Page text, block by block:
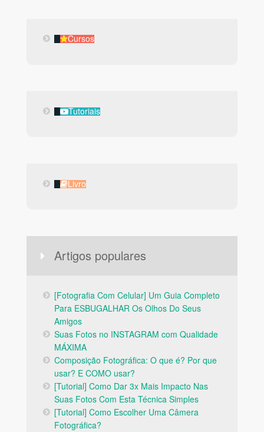
CursosCursos
TutoriaisTutoriais
LivroLivro
Artigos populares
[Fotografia Com Celular] Um Guia Completo
Para ESBUGALHAR Os Olhos Do Seus
Amigos
Suas Fotos no INSTAGRAM com Qualidade
MÁXIMA
Composição Fotográfica: O que é? Por que
usar? E COMO usar?
[Tutorial] Como Dar 3x Mais Impacto Nas
Suas Fotos Com Esta Técnica Simples
[Tutorial] Como Escolher Uma Câmera
Fotográfica?